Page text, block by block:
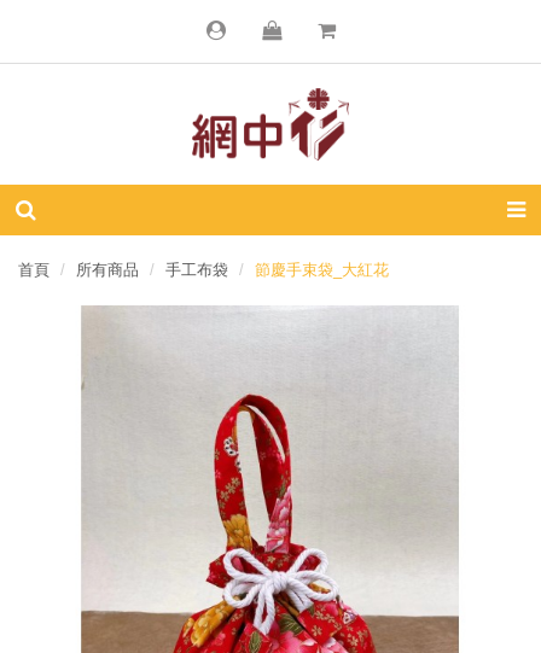
首頁 所有商品 手工布袋 節慶手束袋_大紅花